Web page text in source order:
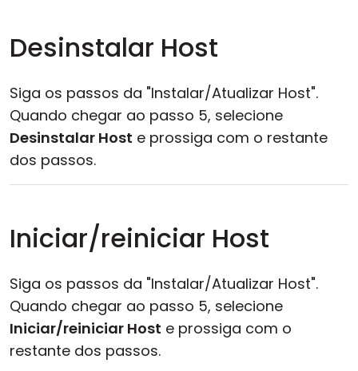
Desinstalar Host
Siga os passos da "Instalar/Atualizar Host".
Quando chegar ao passo 5, selecione
Desinstalar Host e prossiga com o restante
dos passos.
Iniciar/reiniciar Host
Siga os passos da "Instalar/Atualizar Host".
Quando chegar ao passo 5, selecione
Iniciar/reiniciar Host e prossiga com o
restante dos passos.